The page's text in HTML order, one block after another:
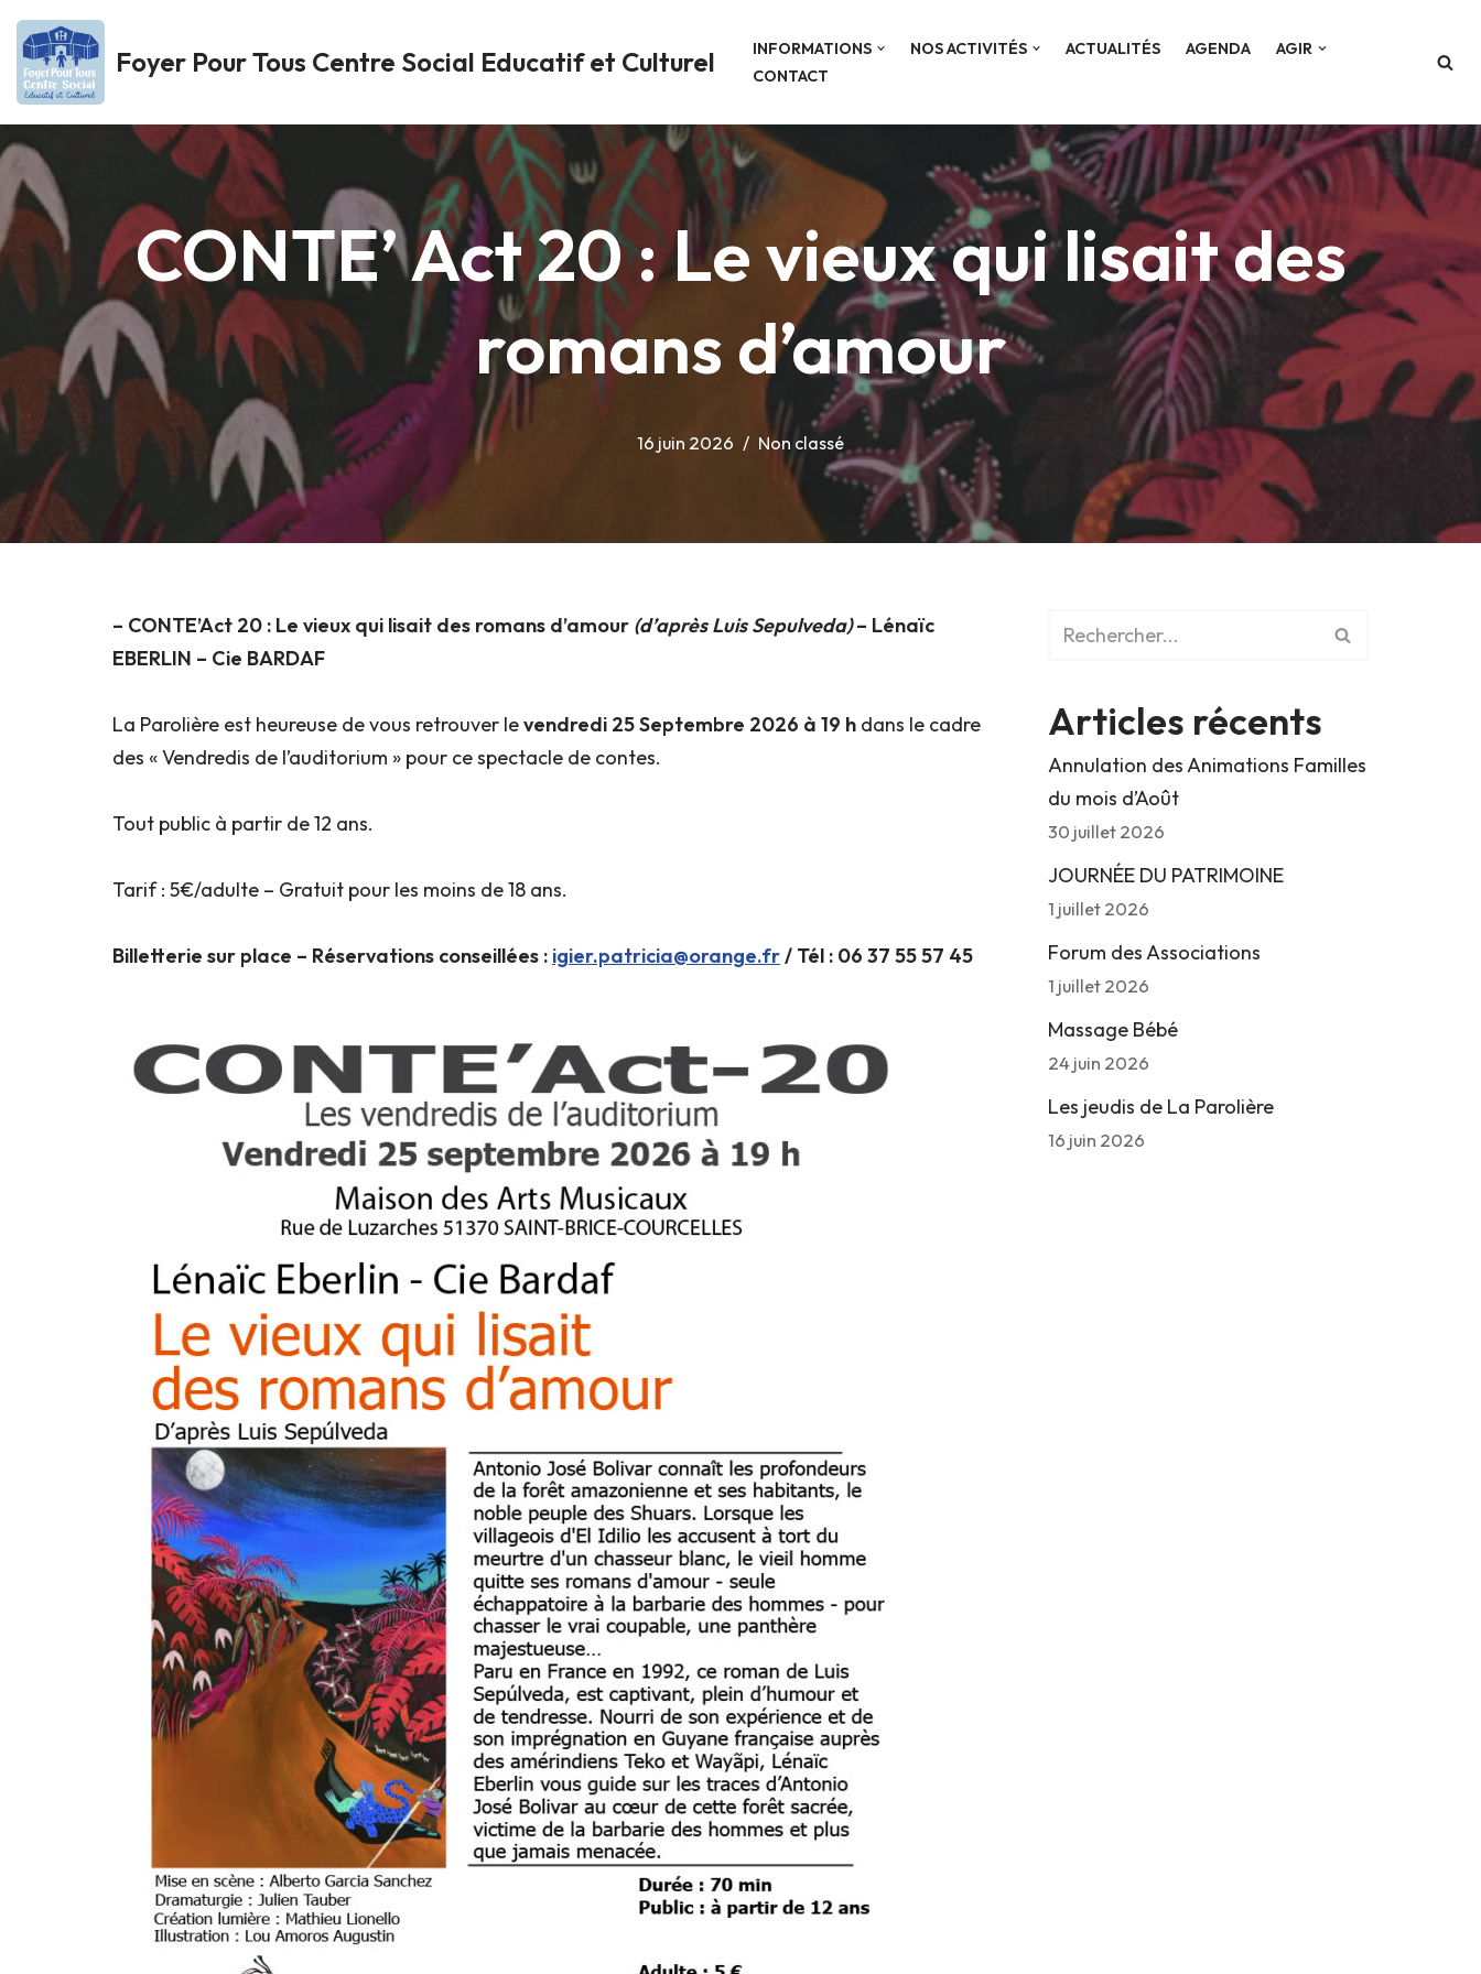
Aller
au
contenu
Foyer Pour Tous Centre Social Educatif et Culturel INFORMATIONS NOS ACTIVITÉS ACTUALITÉS AGENDA
AGIR
CONTACT
CONTE’ Act 20 : Le vieux qui lisait des
romans d’amour
16 juin 2026 Non classé
– CONTE’Act 20 : Le vieux qui lisait des romans d’amour (d’après Luis Sepulveda)– Lénaïc
EBERLIN – Cie BARDAF
La Parolière est heureuse de vous retrouver levendredi 25 Septembre 2026 à 19 h dans le cadre
des « Vendredis de l’auditorium » pour ce spectacle de contes.
Tout public à partir de 12 ans.
Tarif : 5€/adulte – Gratuit pour les moins de 18 ans.
Billetterie sur place – Réservations conseillées : igier.patricia@orange.fr/ Tél : 06 37 55 57 45
Articles récents
Annulation des Animations Familles
du mois d’Août
30 juillet 2026
JOURNÉE DU PATRIMOINE
1 juillet 2026
Forum des Associations
1 juillet 2026
Massage Bébé
24 juin 2026
Les jeudis de La Parolière
16 juin 2026